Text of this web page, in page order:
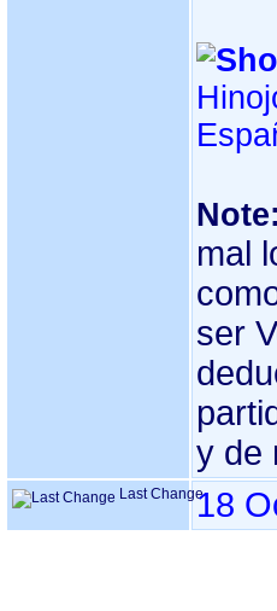
Note:
mal
ser
y de
Last Change18